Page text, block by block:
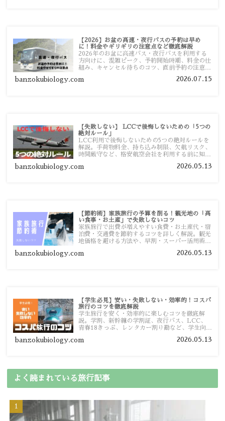
【2026】お盆の高速・夜行バスの予約は早め
に！料金やギリギリの注意点など徹底解説
2026年のお盆に高速バス・夜行バスを利用する
方向けに、混雑ピーク、予約開始時期、料金の仕
組み、キャンセル待ちのコツ、直前予約の注意点
banzokubiology.com 2026.07.15
【失敗しない】 LCCで後悔しないための「5つの
絶対ルール」
LCC利用で後悔しないための5つの絶対ルールを
解説。手荷物料金、持ち込み制限、欠航リスク、
時間厳守など、格安航空会社を利用する前に知っ
す。
banzokubiology.com 2026.05.13
【節約術】家族旅行の予算を削る！観光地の「高
い食事・お土産」で失敗しないコツ
家族旅行で出費が増えやすい食費・お土産代・宿
泊費・交通費を節約するコツを詳しく解説。観光
地価格を避ける方法や、早割・スーパー活用術、
banzokubiology.com 2026.05.13
【学生必見】安い・失敗しない・効率的！コスパ
旅行のコツを徹底解説
学生旅行を安く・効率的に楽しむコツを徹底解
説。学割、新幹線の学割証、夜行バス、LCC、
青春18きっぷ、レンタカー割り勘など、学生向け
banzokubiology.com 2026.05.13
よく読まれている旅行記事